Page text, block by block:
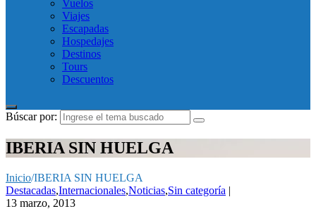
Vuelos
Viajes
Escapadas
Hospedajes
Destinos
Tours
Descuentos
Búscar por:
IBERIA SIN HUELGA
Inicio/IBERIA SIN HUELGA
Destacadas,Internacionales,Noticias,Sin categoría |
13 marzo, 2013